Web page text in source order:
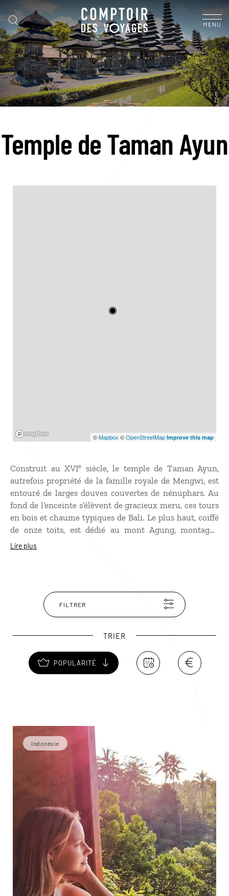
MENU
Temple de Taman Ayun
©Mapbox ©OpenStreetMap Improve this map
Construit au XVIe siècle, le temple de Taman Ayun,
autrefois propriété de la famille royale de Mengwi, est
entouré de larges douves couvertes de nénuphars. Au
fond de l’enceinte s’élèvent de gracieux meru, ces tours
en bois et chaume typiques de Bali. Le plus haut, coiffé
de onze toits, est dédié au mont Agung, montagne
sacrée des Balinais.
Lire plus
FILTRER
TRIER
POPULARITÉ
Indonésie